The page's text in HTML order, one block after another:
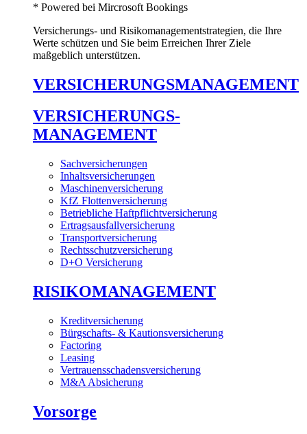
* Powered bei Mircrosoft Bookings
Versicherungs- und Risikomanagementstrategien, die Ihre
Werte schützen und Sie beim Erreichen Ihrer Ziele
maßgeblich unterstützen.
VERSICHERUNGSMANAGEMENT
VERSICHERUNGS-
MANAGEMENT
Sachversicherungen
Inhaltsversicherungen
Maschinenversicherung
KfZ Flottenversicherung
Betriebliche Haftpflichtversicherung
Ertragsausfallversicherung
Transportversicherung
Rechtsschutzversicherung
D+O Versicherung
RISIKOMANAGEMENT
Kreditversicherung
Bürgschafts- & Kautionsversicherung
Factoring
Leasing
Vertrauensschadensversicherung
M&A Absicherung
Vorsorge